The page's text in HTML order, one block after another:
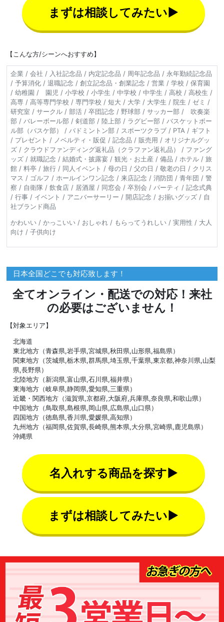
まずは相談してみたい▶
【こんな方/シーンへおすすめ】
企業 / 会社 / 入社記念品 / 内定記念品 / 周年記念品 / 永年勤続記念品
/ 予算消化 / 退職記念 / 創立記念品・創業記念 / 営業 / 学校 / 保育園
/ 幼稚園 / 園児 / 小学校 / 小学生 / 中学校 / 中学生 / 高校 / 高校生 /
高専 / 高等専門学校 / 専門学校 / 短大 / 大学 / 大学生 / 院生 / ゼミ /
研究室 / サークル / 部活 / 卒団記念 / 野球部 / サッカー部 / 吹奏楽
部 / バレーボール部 / 剣道部 / 陸上部 / ラグビー部 / バスケットボー
ル部（バスケ部） / バドミントン部 / スポーツクラブ / PTA / ギフト
/ プレゼント / ノベルティ・販促 / 記念品 / 販売用 / オリジナルグッ
ズ / クラウドファンディング返礼品（クラファン返礼品） / ファング
ッズ / 就職記念 / 結婚式・披露宴 / 観光・お土産 / 備品 / ホテル / 旅
館 / 料亭 / 旅行 / 同人イベント / 母の日 / 父の日 / 敬老の日 / クリス
マス / ゴルフ / ホールインワン記念 / 来店記念 / 消防団 / 青年団 / 警
察 / 自衛隊 / 飲食店 / 居酒屋 / 同窓会 / 卒別会 / パーティ / 記念式典
/ 行事 / イベント / アニバーサーリー / 開店記念 / お揃いグッズ / 自
社ブランド商品
かわいい / かっこいい / おしゃれ / もらってうれしい / 実用性 / 大人
向け / 子供向け
日本全国どこでも対応致します！
全てオンライン・配送での対応！来社
の必要はございません！
【対象エリア】
北海道
東北地方（青森県,岩手県,宮城県,秋田県,山形県,福島県）
関東地方（茨城県,栃木県,群馬県,埼玉県,千葉県,東京都,神奈川県,山梨
県,長野県）
北陸地方（新潟県,富山県,石川県,福井県）
東海地方（岐阜県,静岡県,愛知県,三重県）
近畿・関西地方（滋賀県,京都府,大阪府,兵庫県,奈良県,和歌山県）
中国地方（鳥取県,島根県,岡山県,広島県,山口県）
四国地方（徳島県,香川県,愛媛県,高知県）
九州地方（福岡県,佐賀県,長崎県,熊本県,大分県,宮崎県,鹿児島県）
沖縄県
名入れする商品を探す▶
まずは相談してみたい▶